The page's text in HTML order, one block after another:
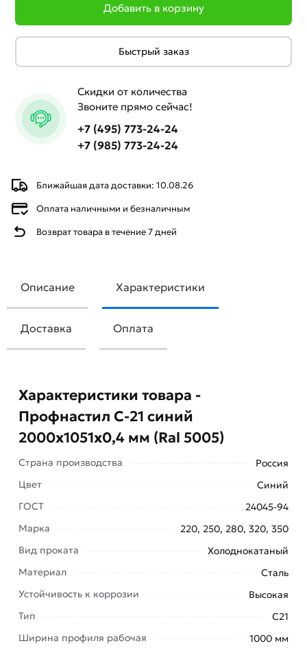
Ближайшая дата доставки: 10.08.26
Оплата наличными и безналичным
Возврат товара в течение 7 дней
Добавить в корзину
Быстрый заказ
Скидки от количества
Звоните прямо сейчас!
+7 (495) 773-24-24
+7 (985) 773-24-24
Описание Характеристики
Доставка Оплата
Профнастил С-21 синий 2000х1051х0,4 мм (Ral
технологиям с использованием многих
высококачественных полимерных материалов.
надежностью, не подвергается коррозии. Яркие
листы отлично подходят для покрытия крыши,
Характеристики товара -
Профнастил С-21 синий
2000х1051х0,4 мм (Ral 5005)
Страна производства
Россия
Цвет
Синий
ГОСТ
24045-94
Марка
220, 250, 280, 320, 350
Вид проката
Холоднокатаный
Материал
Сталь
Устойчивость к коррозии
Высокая
Тип
С21
Ширина профиля рабочая
1000 мм